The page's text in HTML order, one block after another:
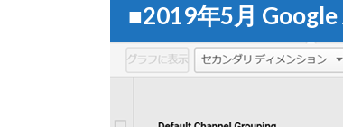
■2019年5月